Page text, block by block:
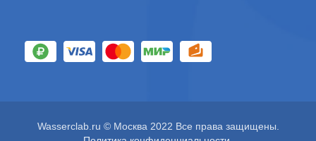
Wasserclab.ru © Москва 2022 Все права защищены.